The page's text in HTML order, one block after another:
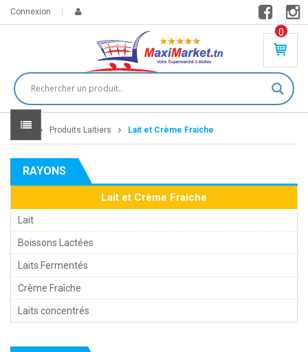
Connexion
0
PR
DU
IT(
S)
DT
Home Produits Laitiers Lait et Crème Fraiche
RAYONS
Lait et Crème Fraiche
Lait
Boissons Lactées
Laits Fermentés
Crème Fraîche
Laits concentrés